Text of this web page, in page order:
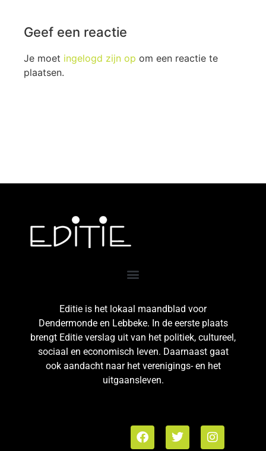
Geef een reactie
Je moet ingelogd zijn op om een reactie te
plaatsen.
Editie is het lokaal maandblad voor
Dendermonde en Lebbeke. In de eerste plaats
brengt Editie verslag uit van het politiek, cultureel,
sociaal en economisch leven. Daarnaast gaat
ook aandacht naar het verenigings- en het
uitgaansleven.